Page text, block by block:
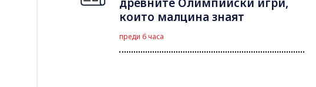
които малцина знаят
преди 6 часа